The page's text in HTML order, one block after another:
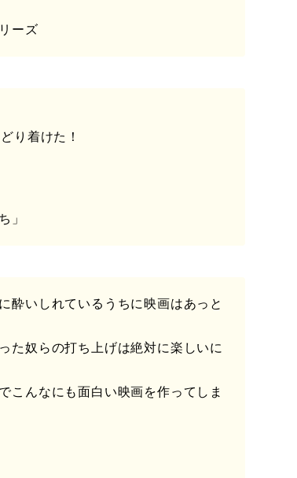
ーズ
り着けた！
」
酔いしれているうちに映画はあっと
た奴らの打ち上げは絶対に楽しいに
こんなにも面白い映画を作ってしま